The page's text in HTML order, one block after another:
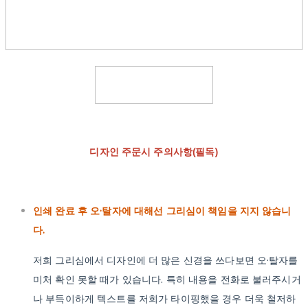
디자인 주문시 주의사항(필독)
인쇄 완료 후 오·탈자에 대해선 그리심이 책임을 지지 않습니
다.
저희 그리심에서 디자인에 더 많은 신경을 쓰다보면 오·탈자를
미처 확인 못할 때가 있습니다. 특히 내용을 전화로 불러주시거
나 부득이하게 텍스트를 저희가 타이핑했을 경우 더욱 철저하